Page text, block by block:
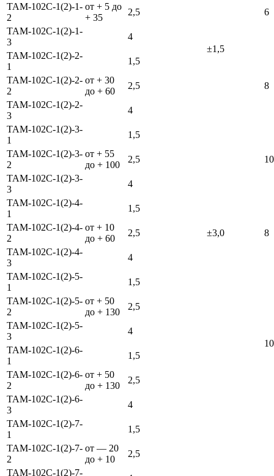
от + 5 до
+ 35
±1,5
6
ТАМ-102С-1(2)-1-
2
2,5
ТАМ-102С-1(2)-1-
3
4
ТАМ-102С-1(2)-2-
1
от + 30
до + 60
1,5
8
ТАМ-102С-1(2)-2-
2
2,5
ТАМ-102С-1(2)-2-
3
4
ТАМ-102С-1(2)-3-
1
от + 55
до + 100
1,5
±3,0
10
ТАМ-102С-1(2)-3-
2
2,5
ТАМ-102С-1(2)-3-
3
4
ТАМ-102С-1(2)-4-
1
от + 10
до + 60
1,5
8
ТАМ-102С-1(2)-4-
2
2,5
ТАМ-102С-1(2)-4-
3
4
ТАМ-102С-1(2)-5-
1
от + 50
до + 130
1,5
10
ТАМ-102С-1(2)-5-
2
2,5
ТАМ-102С-1(2)-5-
3
4
ТАМ-102С-1(2)-6-
1
от + 50
до + 130
1,5
ТАМ-102С-1(2)-6-
2
2,5
ТАМ-102С-1(2)-6-
3
4
ТАМ-102С-1(2)-7-
1
от — 20
до + 10
1,5
ТАМ-102С-1(2)-7-
2
2,5
ТАМ-102С-1(2)-7-